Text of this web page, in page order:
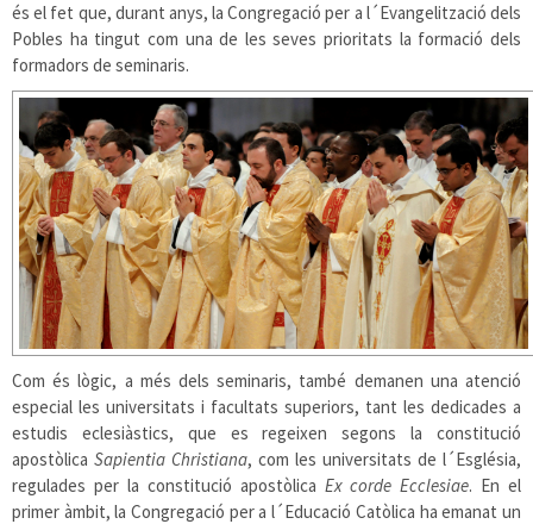
és el fet que, durant anys, la Congregació per a l´Evangelització dels
Pobles ha tingut com una de les seves prioritats la formació dels
formadors de seminaris.
Com és lògic, a més dels seminaris, també demanen una atenció
especial les universitats i facultats superiors, tant les dedicades a
estudis eclesiàstics, que es regeixen segons la constitució
apostòlica Sapientia Christiana, com les universitats de l´Església,
regulades per la constitució apostòlica Ex corde Ecclesiae. En el
primer àmbit, la Congregació per a l´Educació Catòlica ha emanat un